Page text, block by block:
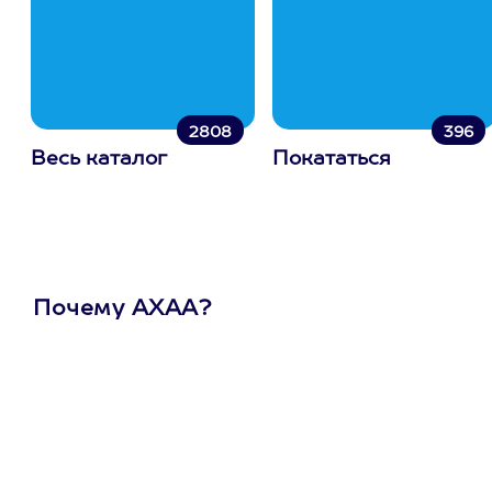
2808
Весь каталог
396
Покататься
Почему АХАА?